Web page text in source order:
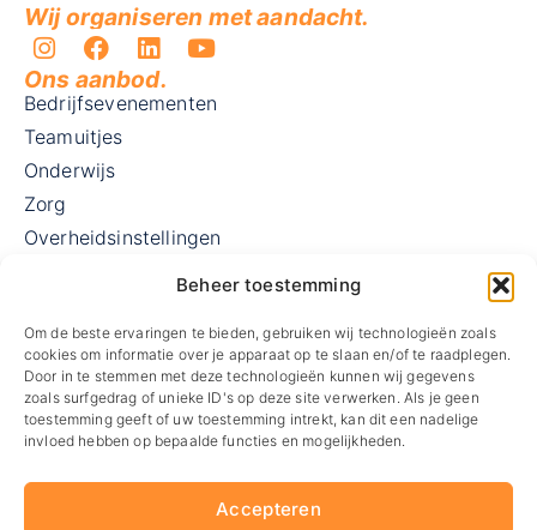
Beheer toestemming
Om de beste ervaringen te bieden, gebruiken wij technologieën zoals
cookies om informatie over je apparaat op te slaan en/of te raadplegen.
Door in te stemmen met deze technologieën kunnen wij gegevens
zoals surfgedrag of unieke ID's op deze site verwerken. Als je geen
toestemming geeft of uw toestemming intrekt, kan dit een nadelige
invloed hebben op bepaalde functies en mogelijkheden.
Accepteren
Wij organiseren met aandacht.
Ons aanbod.
Bedrijfsevenementen
Teamuitjes
Onderwijs
Zorg
Overheidsinstellingen
Een andere Egmond ervaring
Masterclass Event Creatie
Over ons.
Offerte aanvragen
Contact
Blog